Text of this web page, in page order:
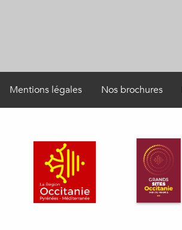
Mentions légales Nos brochures